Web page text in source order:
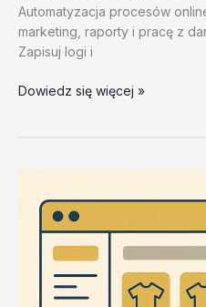
Automatyzacja procesów
marketing, raporty i pracę z
Zapisuj logi i
Skalowanie
test
dP99n
Dowiedz się więcej »